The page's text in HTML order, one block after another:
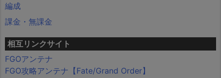
編成
課金・無課金
相互リンクサイト
FGOアンテナ
FGO攻略アンテナ【Fate/Grand Order】